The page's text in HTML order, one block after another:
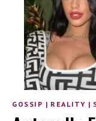
GOSSIP | REALITY |